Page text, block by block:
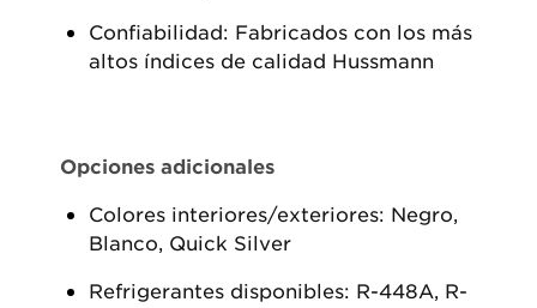
Confiabilidad: Fabricados con los más
altos índices de calidad Hussmann
Opciones adicionales
Colores interiores/exteriores: Negro,
Blanco, Quick Silver
Refrigerantes disponibles: R-448A, R-